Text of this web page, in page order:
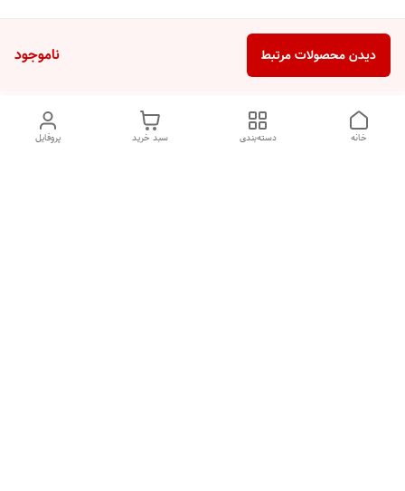
ناموجود دیدن محصولات مرتبط
پروفایل سبد خرید دسته‌بندی خانه